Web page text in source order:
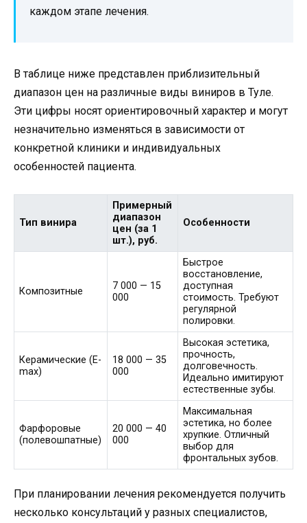
каждом этапе лечения.
В таблице ниже представлен приблизительный
диапазон цен на различные виды виниров в Туле.
Эти цифры носят ориентировочный характер и могут
незначительно изменяться в зависимости от
конкретной клиники и индивидуальных
особенностей пациента.
Тип винира
Примерный
диапазон
цен (за 1
шт.), руб.
Особенности
Композитные
7 000 — 15
000
Быстрое
восстановление,
доступная
стоимость. Требуют
регулярной
полировки.
Керамические (E-
max)
18 000 — 35
000
Высокая эстетика,
прочность,
долговечность.
Идеально имитируют
естественные зубы.
Фарфоровые
(полевошпатные)
20 000 — 40
000
Максимальная
эстетика, но более
хрупкие. Отличный
выбор для
фронтальных зубов.
При планировании лечения рекомендуется получить
несколько консультаций у разных специалистов,